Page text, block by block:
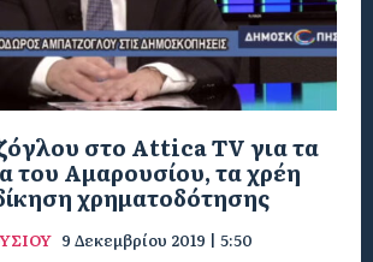
στο Αttica TV για τα
του Αμαρουσίου, τα χρέη
χρηματοδότησης
9 Δεκεμβρίου 2019 | 5:50